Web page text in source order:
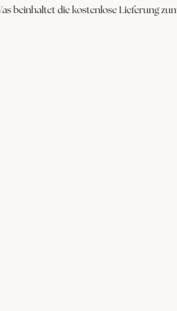
beinhaltet die kostenlose Lieferung